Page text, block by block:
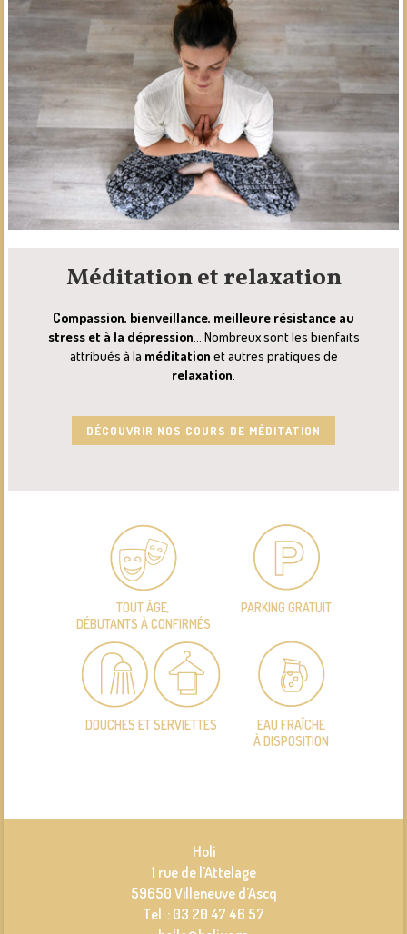
Méditation et relaxation
Compassion, bienveillance, meilleure résistance au
stress et à la dépression… Nombreux sont les bienfaits
attribués à la méditation et autres pratiques de
relaxation.
DÉCOUVRIR NOS COURS DE MÉDITATION
TOUT ÂGE,
DÉBUTANTS À CONFIRMÉS
PARKING GRATUIT
DOUCHES ET SERVIETTES
EAU FRAÎCHE
À DISPOSITION
Holi
1 rue de l’Attelage
59650 Villeneuve d’Ascq
Tel : 03 20 47 46 57